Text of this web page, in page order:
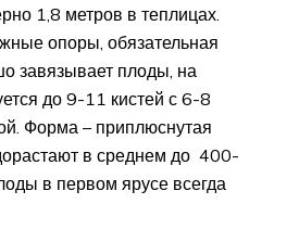
1,8 метров в теплицах.
опоры, обязательная
завязывает плоды, на
до 9-11 кистей с 6-8
Форма – приплюснутая
в среднем до 400-
в первом ярусе всегда